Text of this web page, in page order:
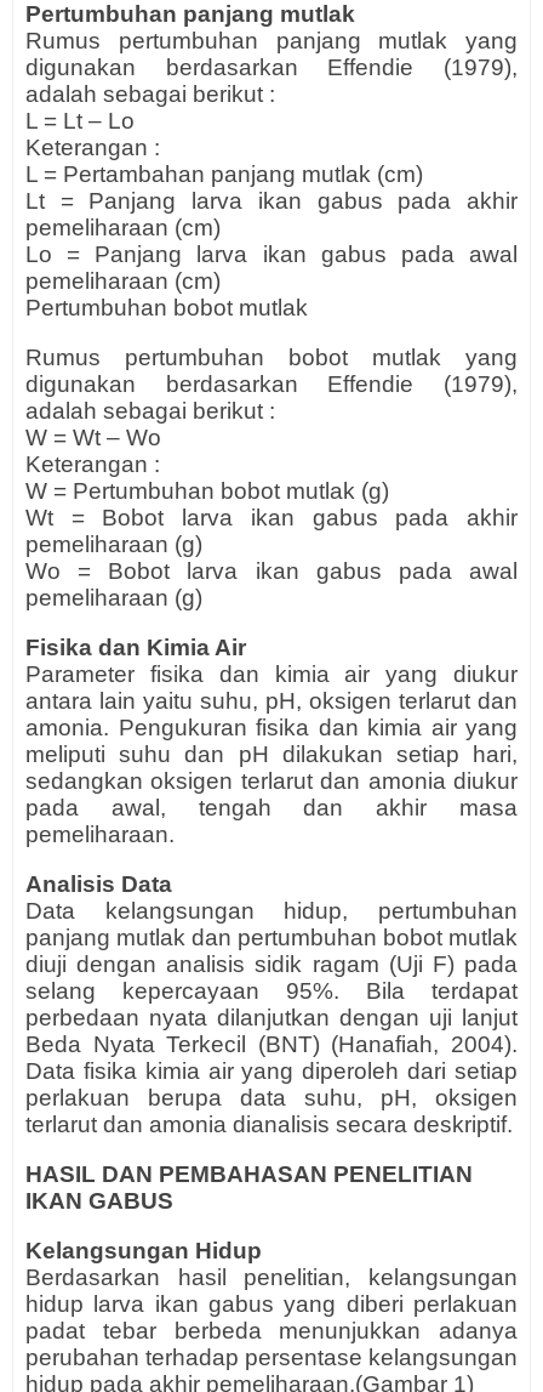
Pertumbuhan panjang mutlak
Rumus pertumbuhan panjang mutlak yang
digunakan berdasarkan Effendie (1979),
adalah sebagai berikut :
L = Lt – Lo
Keterangan :
L = Pertambahan panjang mutlak (cm)
Lt = Panjang larva ikan gabus pada akhir
pemeliharaan (cm)
Lo = Panjang larva ikan gabus pada awal
pemeliharaan (cm)
Pertumbuhan bobot mutlak
Rumus pertumbuhan bobot mutlak yang
digunakan berdasarkan Effendie (1979),
adalah sebagai berikut :
W = Wt – Wo
Keterangan :
W = Pertumbuhan bobot mutlak (g)
Wt = Bobot larva ikan gabus pada akhir
pemeliharaan (g)
Wo = Bobot larva ikan gabus pada awal
pemeliharaan (g)
Fisika dan Kimia Air
Parameter fisika dan kimia air yang diukur
antara lain yaitu suhu, pH, oksigen terlarut dan
amonia. Pengukuran fisika dan kimia air yang
meliputi suhu dan pH dilakukan setiap hari,
sedangkan oksigen terlarut dan amonia diukur
pada awal, tengah dan akhir masa
pemeliharaan.
Analisis Data
Data kelangsungan hidup, pertumbuhan
panjang mutlak dan pertumbuhan bobot mutlak
diuji dengan analisis sidik ragam (Uji F) pada
selang kepercayaan 95%. Bila terdapat
perbedaan nyata dilanjutkan dengan uji lanjut
Beda Nyata Terkecil (BNT) (Hanafiah, 2004).
Data fisika kimia air yang diperoleh dari setiap
perlakuan berupa data suhu, pH, oksigen
terlarut dan amonia dianalisis secara deskriptif.
HASIL DAN PEMBAHASAN PENELITIAN
IKAN GABUS
Kelangsungan Hidup
Berdasarkan hasil penelitian, kelangsungan
hidup larva ikan gabus yang diberi perlakuan
padat tebar berbeda menunjukkan adanya
perubahan terhadap persentase kelangsungan
hidup pada akhir pemeliharaan.(Gambar 1)